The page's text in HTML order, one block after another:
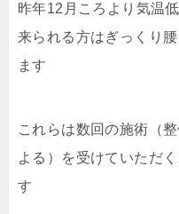
昨年12月ころより気温
来られる方はぎっくり
ます
これらは数回の施術（
よる）を受けていただ
す